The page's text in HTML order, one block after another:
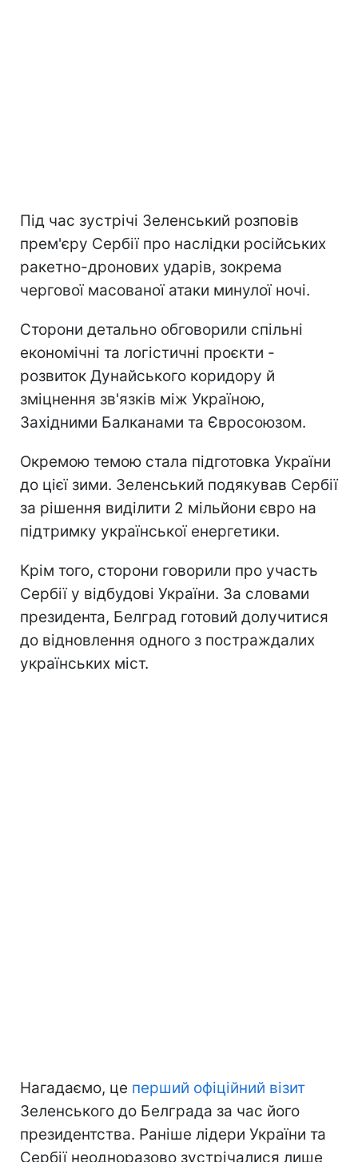
Під час зустрічі Зеленський розповів
прем'єру Сербії про наслідки російських
ракетно-дронових ударів, зокрема
чергової масованої атаки минулої ночі.
Сторони детально обговорили спільні
економічні та логістичні проєкти -
розвиток Дунайського коридору й
зміцнення зв'язків між Україною,
Західними Балканами та Євросоюзом.
Окремою темою стала підготовка України
до цієї зими. Зеленський подякував Сербії
за рішення виділити 2 мільйони євро на
підтримку української енергетики.
Крім того, сторони говорили про участь
Сербії у відбудові України. За словами
президента, Белград готовий долучитися
до відновлення одного з постраждалих
українських міст.
Нагадаємо, це перший офіційний візит
Зеленського до Белграда за час його
президентства. Раніше лідери України та
Сербії неодноразово зустрічалися лише